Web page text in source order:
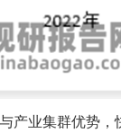
产业集群优势